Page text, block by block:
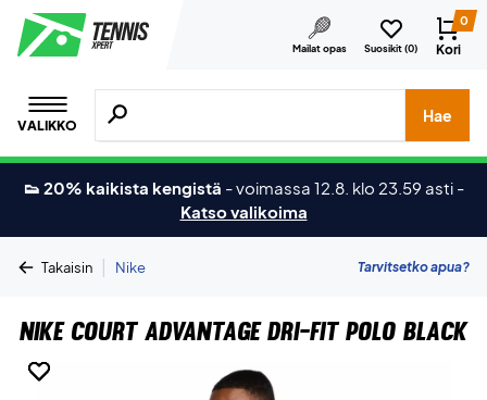
Mailat opas Suosikit (0)
0
Kori
VALIKKO
Hae tuotteita, merkkejä jne.
Hae
👟 20% kaikista kengistä -voimassa 12.8. klo 23.59 asti -
Katso valikoima
Takaisin | Nike Tarvitsetko apua?
Nike Court Advantage Dri-FIT Polo Black